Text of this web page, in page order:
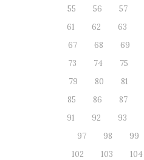
55
56 57
61
62 63
67
68 69
73
74 75
79
80 81
85
86 87
91
92 93
97
98 99
102
103 104